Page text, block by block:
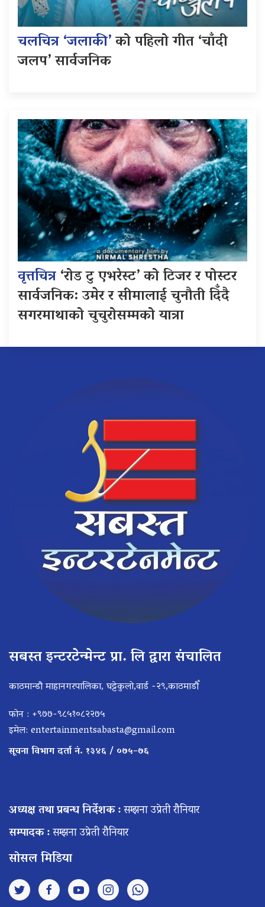
चलचित्र ‘जलाकी’को पहिलो गीत ‘चाँदी
जलप’ सार्वजनिक
वृत्तचित्र‘रोड टु एभरेस्ट’ को टिजर र पोस्टर
सार्वजनिक: उमेर र सीमालाई चुनौती दिँदै
सगरमाथाको चुचुरोसम्मको यात्रा
सबस्त इन्टरटेन्मेन्ट प्रा. लि द्वारा संचालित
काठमान्डौ माहानगरपालिका, घट्टेकुलो,वार्ड -२९,काठमाडौँ
फोन : +९७७-९८५१०८२२७५
इमेल: entertainmentsabasta@gmail.com
सूचना विभाग दर्ता नं. १३४६ / ०७५–७६
अध्यक्ष तथा प्रबन्ध निर्देशक :सम्झना उप्रेती रौनियार
सम्पादक :सम्झना उप्रेती रौनियार
सोसल मिडिया